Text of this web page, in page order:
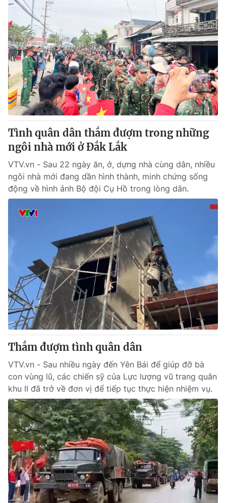
Giải sao mai
Làm đẹp
Chất lượng cuộc sống
Tuyển sinh
Học trực tuyến
Công nghệ
Hitech Công nghệ tương lai
Sản phẩm
Thị trường
Tư vấn
Giao lưu trực tuyến
Lịch phát sóng
Chuyên mục khác
Emagazine Podcast
Photo Infographic
Video Shorts video
VTV Thể thao
VTV Sức khoẻ Bất động sản
Thị trường 24h Tấm lòng Việt
VTV4 Vươn mình bằng AI
VTV9 VTV8
Liên hệ tòa soạn English
THỜI BÁO VTV
Theo dõi báo trên
Cơ quan chủ quản:Đài Truyền hình Việt Nam
Tình quân dân thắm đượm trong những
ngôi nhà mới ở Đắk Lắk
VTV.vn - Sau 22 ngày ăn, ở, dựng nhà cùng dân, nhiều
ngôi nhà mới đang dần hình thành, minh chứng sống
động về hình ảnh Bộ đội Cụ Hồ trong lòng dân.
Thắm đượm tình quân dân
VTV.vn - Sau nhiều ngày đến Yên Bái để giúp đỡ bà
con vùng lũ, các chiến sỹ của Lực lượng vũ trang quân
khu II đã trở về đơn vị để tiếp tục thực hiện nhiệm vụ.